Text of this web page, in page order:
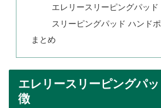
エレリースリーピングパッド
スリーピングパッド ハンド
まとめ
エレリースリーピングパ
徴